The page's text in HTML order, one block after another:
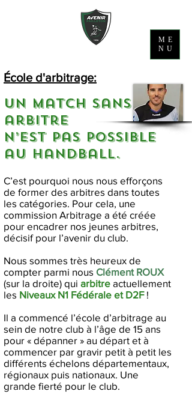
ME
NU
École d'arbitrage:
Un match sans
arbitre
n’est pas possible
au handball.
C’est pourquoi nous nous efforçons
de former des arbitres dans toutes
les catégories. Pour cela, une
commission Arbitrage a été créée
pour encadrer nos jeunes arbitres,
décisif pour l’avenir du club.
Nous sommes très heureux de
compter parmi nous Clément ROUX
(sur la droite) qui arbitre actuellement
les Niveaux N1 Fédérale et D2F!
Il a commencé l’école d’arbitrage au
sein de notre club à l’âge de 15 ans
pour « dépanner » au départ et à
commencer par gravir petit à petit les
différents échelons départementaux,
régionaux puis nationaux. Une
grande fierté pour le club.